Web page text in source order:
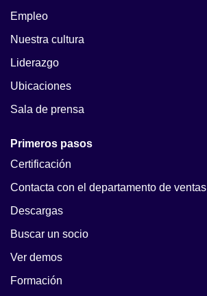
Empleo
Nuestra cultura
Liderazgo
Ubicaciones
Sala de prensa
Primeros pasos
Certificación
Contacta con el departamento de ventas
Descargas
Buscar un socio
Ver demos
Formación